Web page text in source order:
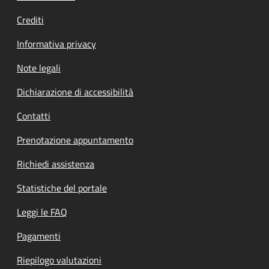
Crediti
Informativa privacy
Note legali
Dichiarazione di accessibilità
Contatti
Prenotazione appuntamento
Richiedi assistenza
Statistiche del portale
Leggi le FAQ
Pagamenti
Riepilogo valutazioni